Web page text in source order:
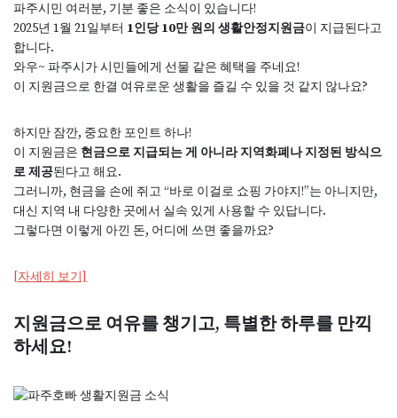
파주시민 여러분, 기분 좋은 소식이 있습니다!
2025년 1월 21일부터 1인당 10만 원의 생활안정지원금이 지급된다고
합니다.
와우~ 파주시가 시민들에게 선물 같은 혜택을 주네요!
이 지원금으로 한결 여유로운 생활을 즐길 수 있을 것 같지 않나요?
하지만 잠깐, 중요한 포인트 하나!
이 지원금은 현금으로 지급되는 게 아니라 지역화폐나 지정된 방식으
로 제공된다고 해요.
그러니까, 현금을 손에 쥐고 “바로 이걸로 쇼핑 가야지!”는 아니지만,
대신 지역 내 다양한 곳에서 실속 있게 사용할 수 있답니다.
그렇다면 이렇게 아낀 돈, 어디에 쓰면 좋을까요?
[자세히 보기]
지원금으로 여유를 챙기고, 특별한 하루를 만끽
하세요!